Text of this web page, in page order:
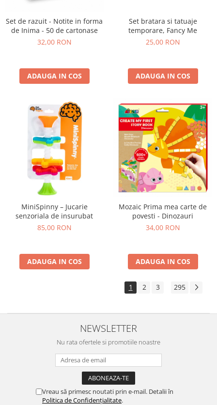
Set de razuit - Notite in forma
de Inima - 50 de cartonase
32,00 RON
ADAUGA IN COS
Set bratara si tatuaje
temporare, Fancy Me
25,00 RON
ADAUGA IN COS
MiniSpinny – Jucarie
senzoriala de insurubat
85,00 RON
ADAUGA IN COS
Mozaic Prima mea carte de
povesti - Dinozauri
34,00 RON
ADAUGA IN COS
1 2 3 295
NEWSLETTER
Nu rata ofertele si promotiile noastre
Vreau să primesc noutati prin e-mail. Detalii în
Politica de Confidențialitate.